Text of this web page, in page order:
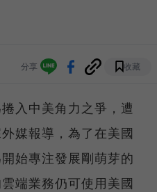
分享 收藏
入中美角力之爭，遭
媒報導，為了在美國
始專注發展剛萌芽的
端業務仍可使用美國